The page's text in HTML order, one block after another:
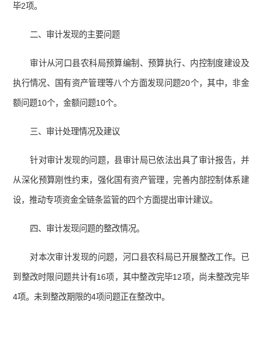
毕2项。
二、审计发现的主要问题
审计从河口县农科局预算编制、预算执行、内控制度建设及
执行情况、国有资产管理等八个方面发现问题20个，其中，非金
额问题10个，金额问题10个。
三、审计处理情况及建议
针对审计发现的问题，县审计局已依法出具了审计报告，并
从深化预算刚性约束，强化国有资产管理，完善内部控制体系建
设，推动专项资金全链条监管的四个方面提出审计建议。
四、审计发现问题的整改情况。
对本次审计发现的问题，河口县农科局已开展整改工作。已
到整改时限问题共计有16项，其中整改完毕12项，尚未整改完毕
4项。未到整改期限的4项问题正在整改中。